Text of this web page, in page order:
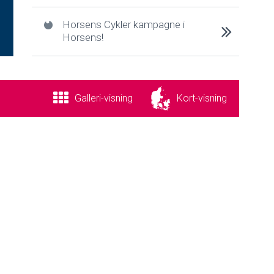
Horsens Cykler kampagne i
Horsens!
Galleri-visning Kort-visning